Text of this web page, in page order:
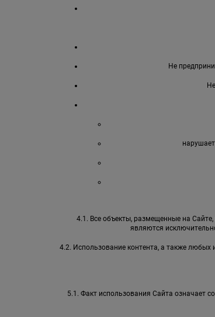
Не
4.1. Все объекты, размещенные на
являются
4.2. Использование контента, а также
5.1. Факт использования Сайта означает